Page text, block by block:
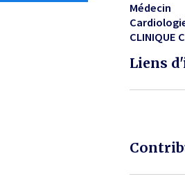
Médecin
CLINIQUE
Liens